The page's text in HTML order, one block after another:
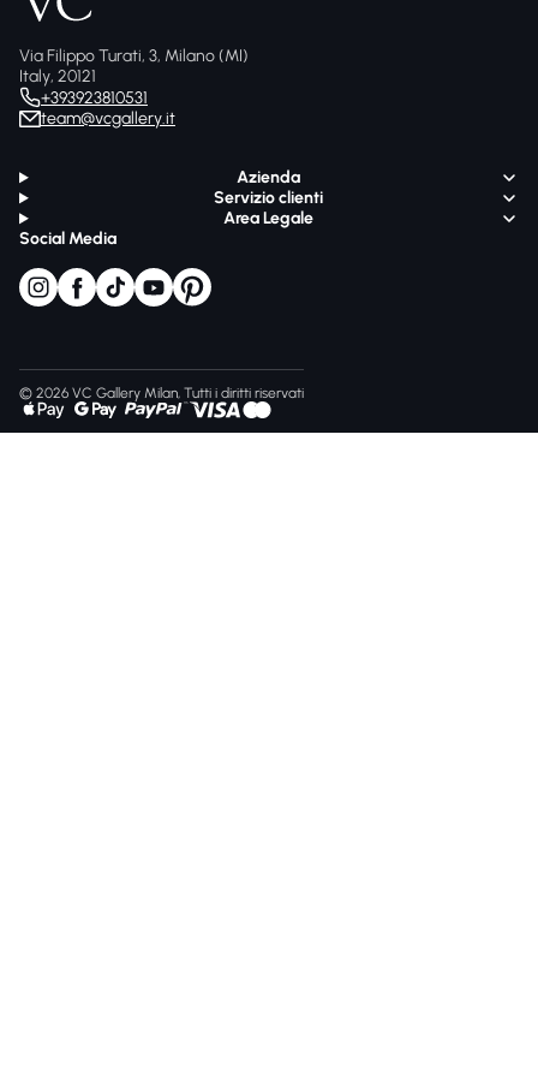
Via Filippo Turati, 3, Milano (MI)
Italy, 20121
+393923810531
team@vcgallery.it
Azienda
Servizio clienti
Area Legale
Social Media
© 2026 VC Gallery Milan, Tutti i diritti riservati